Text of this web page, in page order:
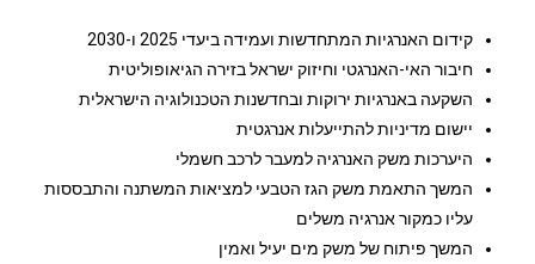
קידום האנרגיות המתחדשות ועמידה ביעדי 2025 ו-2030
חיבור האי-האנרגטי וחיזוק ישראל בזירה הגיאופוליטית
השקעה באנרגיות ירוקות ובחדשנות הטכנולוגיה הישראלית
יישום מדיניות להתייעלות אנרגטית
היערכות משק האנרגיה למעבר לרכב חשמלי
המשך התאמת משק הגז הטבעי למציאות המשתנה והתבססות
עליו כמקור אנרגיה משלים
המשך פיתוח של משק מים יעיל ואמין